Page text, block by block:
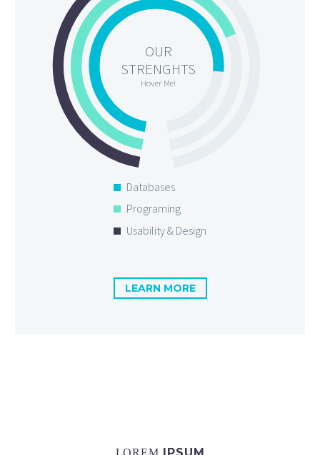
OUR
STRENGHTS
Hover Me!
Databases
Programing
Usability & Design
LEARN MORE
LOREM IPSUM